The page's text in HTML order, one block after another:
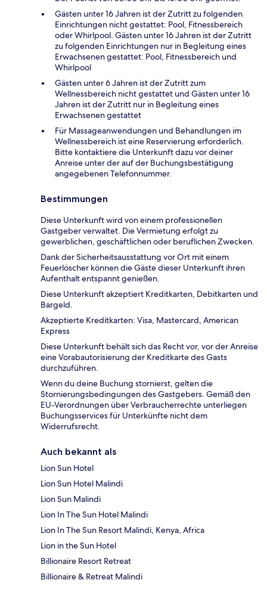
Gästen unter 16 Jahren ist der Zutritt zu folgenden
Einrichtungen nicht gestattet: Pool, Fitnessbereich
oder Whirlpool. Gästen unter 16 Jahren ist der Zutritt
zu folgenden Einrichtungen nur in Begleitung eines
Erwachsenen gestattet: Pool, Fitnessbereich und
Whirlpool
Gästen unter 6 Jahren ist der Zutritt zum
Wellnessbereich nicht gestattet und Gästen unter 16
Jahren ist der Zutritt nur in Begleitung eines
Erwachsenen gestattet
Für Massageanwendungen und Behandlungen im
Wellnessbereich ist eine Reservierung erforderlich.
Bitte kontaktiere die Unterkunft dazu vor deiner
Anreise unter der auf der Buchungsbestätigung
angegebenen Telefonnummer.
Bestimmungen
Diese Unterkunft wird von einem professionellen
Gastgeber verwaltet. Die Vermietung erfolgt zu
gewerblichen, geschäftlichen oder beruflichen Zwecken.
Dank der Sicherheitsausstattung vor Ort mit einem
Feuerlöscher können die Gäste dieser Unterkunft ihren
Aufenthalt entspannt genießen.
Diese Unterkunft akzeptiert Kreditkarten, Debitkarten und
Bargeld.
Akzeptierte Kreditkarten: Visa, Mastercard, American
Express
Diese Unterkunft behält sich das Recht vor, vor der Anreise
eine Vorabautorisierung der Kreditkarte des Gasts
durchzuführen.
Wenn du deine Buchung stornierst, gelten die
Stornierungsbedingungen des Gastgebers. Gemäß den
EU-Verordnungen über Verbraucherrechte unterliegen
Buchungsservices für Unterkünfte nicht dem
Widerrufsrecht.
Auch bekannt als
Lion Sun Hotel
Lion Sun Hotel Malindi
Lion Sun Malindi
Lion In The Sun Hotel Malindi
Lion In The Sun Resort Malindi, Kenya, Africa
Lion in the Sun Hotel
Billionaire Resort Retreat
Billionaire & Retreat Malindi